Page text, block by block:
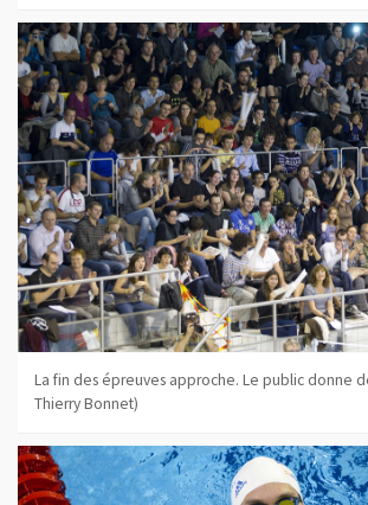
La fin des épreuves approche. Le public donne
Thierry Bonnet)